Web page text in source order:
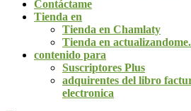
Contáctame
Tienda en
Tienda en Chamlaty
Tienda en
contenido para
Suscriptores Plus
adquirentes del libro
electronica